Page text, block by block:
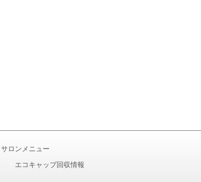
サロンメニュー
エコキャップ回収情報